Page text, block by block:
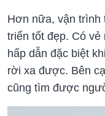
Hơn nữa, vận trình
triển tốt đẹp. Có
hấp dẫn đặc biệt
rời xa được. Bên
cũng tìm được